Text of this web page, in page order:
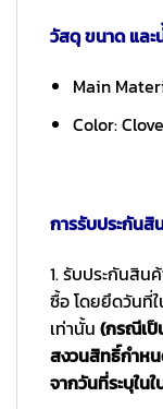
วัสดุ ขนาด และ
Main
Color:
การรับประกัน
1. รับประกันสิน
ซื้อ โดยยึดวันที่
เท่านั้น (กรณีเป็
สงวนสิทธิ์กำหน
จากวันที่ระบุใน